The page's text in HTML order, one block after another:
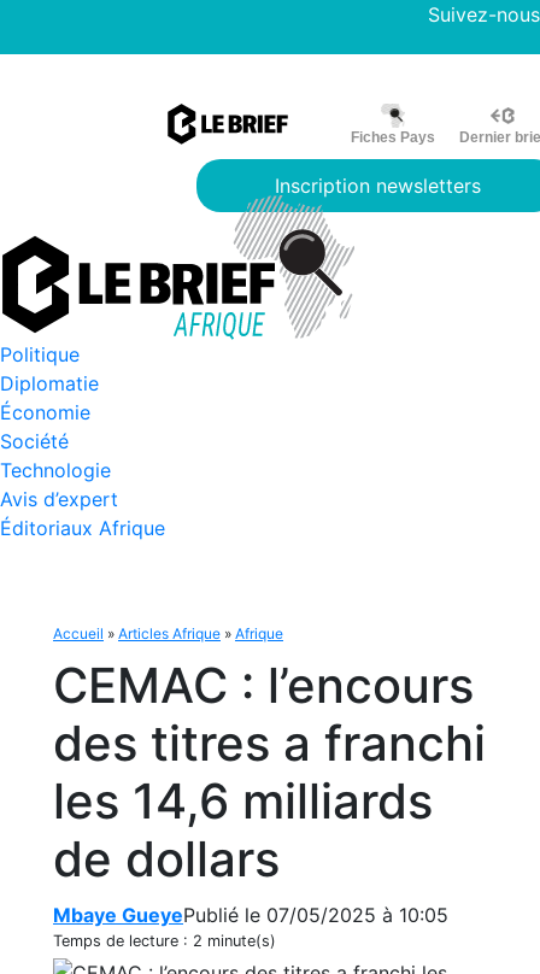
Suivez-nous
Fiches Pays Dernier
Inscription newsletters
Politique
Diplomatie
Économie
Société
Technologie
Avis d’expert
Éditoriaux Afrique
Accueil » Articles Afrique » Afrique
CEMAC : l’encours
des titres a franchi
les 14,6 milliards
de dollars
Mbaye GueyePublié le 07/05/2025 à 10:05
Temps de lecture : 2 minute(s)